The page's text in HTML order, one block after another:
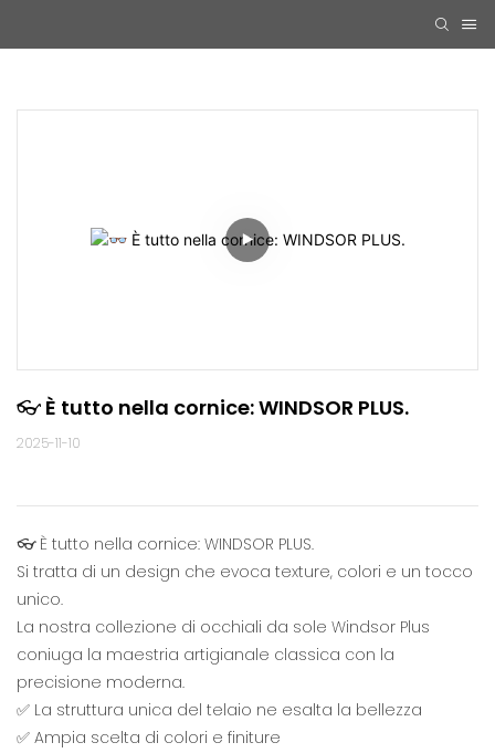
👓 È tutto nella cornice: WINDSOR PLUS.
2025-11-10
👓 È tutto nella cornice: WINDSOR PLUS.
Si tratta di un design che evoca texture, colori e un tocco
unico.
La nostra collezione di occhiali da sole Windsor Plus
coniuga la maestria artigianale classica con la
precisione moderna.
✅ La struttura unica del telaio ne esalta la bellezza
✅ Ampia scelta di colori e finiture